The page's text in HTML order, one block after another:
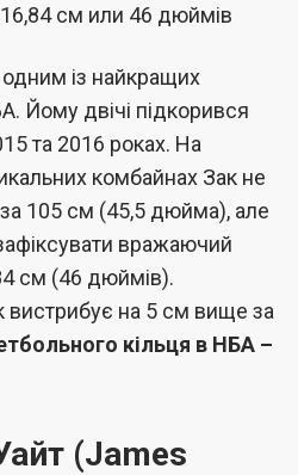
см или 46 дюймів
із найкращих
Йому двічі підкорився
та 2016 роках. На
комбайнах Зак не
105 см (45,5 дюйма), але
вражаючий
см (46 дюймів).
вистрибує на 5 см вище за
кільця в НБА –
(James